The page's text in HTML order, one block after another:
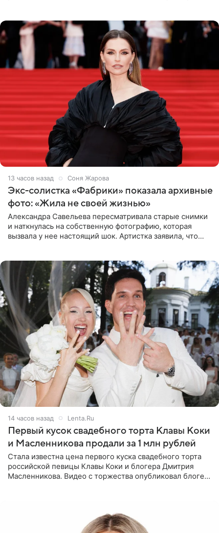
13 часов назад Соня Жарова
Экс-солистка «Фабрики» показала архивные
фото: «Жила не своей жизнью»
Александра Савельева пересматривала старые снимки
и наткнулась на собственную фотографию, которая
вызвала у нее настоящий шок. Артистка заявила, что
14 часов назад Lenta.Ru
Первый кусок свадебного торта Клавы Коки
и Масленникова продали за 1 млн рублей
Стала известна цена первого куска свадебного торта
российской певицы Клавы Коки и блогера Дмитрия
Масленникова. Видео с торжества опубликовал блогер